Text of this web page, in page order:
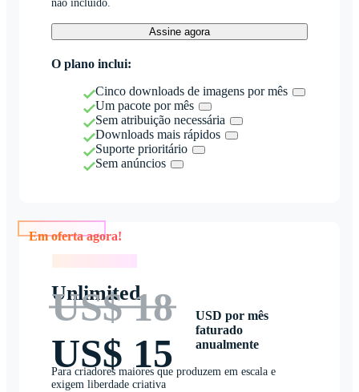
não incluído.
Assine agora
O plano inclui:
Cinco downloads de imagens por mês
Um pacote por mês
Sem atribuição necessária
Downloads mais rápidos
Suporte prioritário
Sem anúncios
Unlimited
US$ 18
US$ 15
USD por mês
faturado
anualmente
Para criadores maiores que produzem em escala e
exigem liberdade criativa